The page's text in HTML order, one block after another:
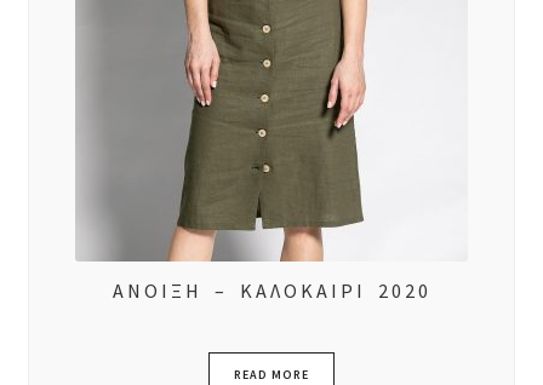
ΑΝΟΙΞΗ – ΚΑΛΟΚΑΙΡΙ 2020
READ MORE